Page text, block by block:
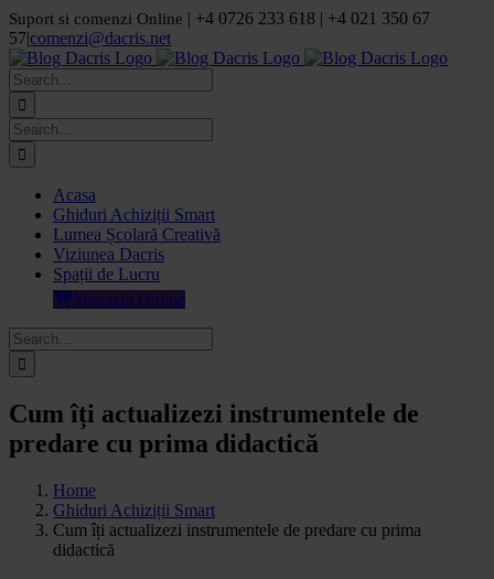
Skip
to
content
Suport si comenzi Online | +4 0726 233 618 | +4 021 350 67
57|comenzi@dacris.net
Facebook
LinkedIn
YouTube
Pinterest
Search
for:
Search
for:
Acasa
Ghiduri Achiziții Smart
Lumea Școlară Creativă
Viziunea Dacris
Spații de Lucru
Magazin Online
Search
for:
Cum îți actualizezi instrumentele de
predare cu prima didactică
Home
Ghiduri Achiziții Smart
Cum îți actualizezi instrumentele de predare cu prima
didactică